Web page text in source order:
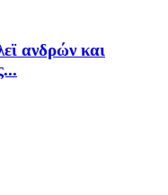
ανδρών και